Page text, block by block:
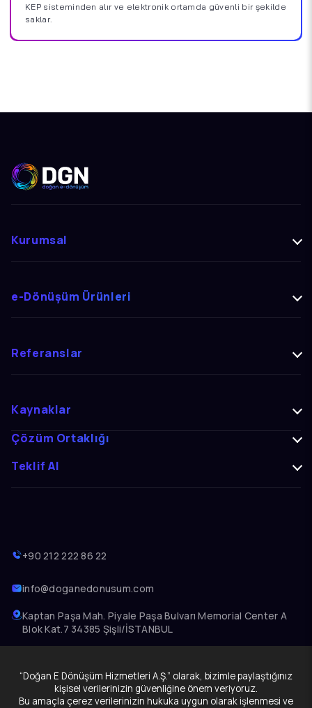
KEP sisteminden alır ve elektronik ortamda güvenli bir şekilde
saklar.
+90 212 222 86 22
info@doganedonusum.com
Kaptan Paşa Mah. Piyale Paşa Bulvarı Memorial Center A
Blok Kat.7 34385 Şişli/İSTANBUL
Kurumsal
e-Dönüşüm Ürünleri
Referanslar
Kaynaklar
Çözüm Ortaklığı
Teklif Al
© 2025 doganedonusum.com | Tüm Hakları Saklıdır. |
“Doğan E Dönüşüm Hizmetleri A.Ş.” olarak, bizimle paylaştığınız
kişisel verilerinizin güvenliğine önem veriyoruz.
Bu amaçla çerez verilerinizin hukuka uygun olarak işlenmesi ve